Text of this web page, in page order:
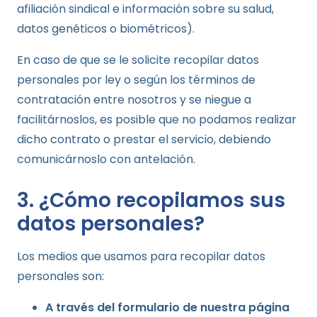
afiliación sindical e información sobre su salud,
datos genéticos o biométricos).
En caso de que se le solicite recopilar datos
personales por ley o según los términos de
contratación entre nosotros y se niegue a
facilitárnoslos, es posible que no podamos realizar
dicho contrato o prestar el servicio, debiendo
comunicárnoslo con antelación.
3. ¿Cómo recopilamos sus
datos personales?
Los medios que usamos para recopilar datos
personales son:
A través del formulario de nuestra página